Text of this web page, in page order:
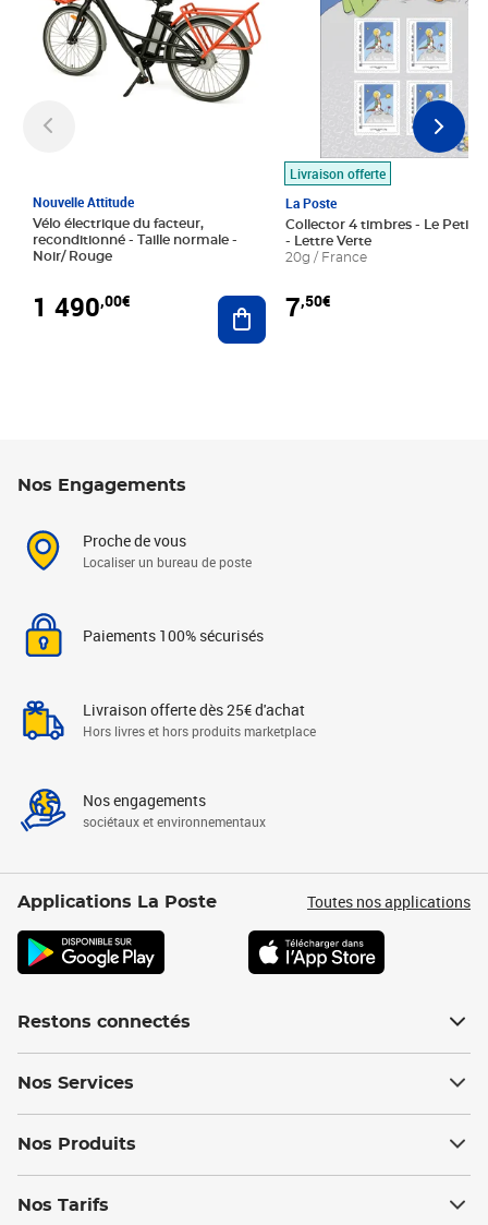
Nouvelle Attitude
Vélo électrique du facteur,
reconditionné - Taille normale -
Noir/ Rouge
1 490,00€ Ajouter au panier
Livraison offerte
La Poste
Collector 4 timbres - Le Petit
- Lettre Verte
20g / France
7,50€
Nos Engagements
Proche de vous
Localiser un bureau de poste
Paiements 100% sécurisés
Livraison offerte dès 25€ d'achat
Hors livres et hors produits marketplace
Nos engagements
sociétaux et environnementaux
Applications La Poste Toutes nos applications
Restons connectés
Nos Services
Nos Produits
Nos Tarifs